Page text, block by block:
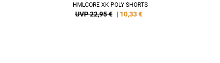
HMLCORE XK POLY SHORTS
UVP 22,95 € | 10,33€